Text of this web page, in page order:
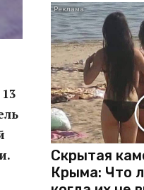
Скрытая
Крыма: Что